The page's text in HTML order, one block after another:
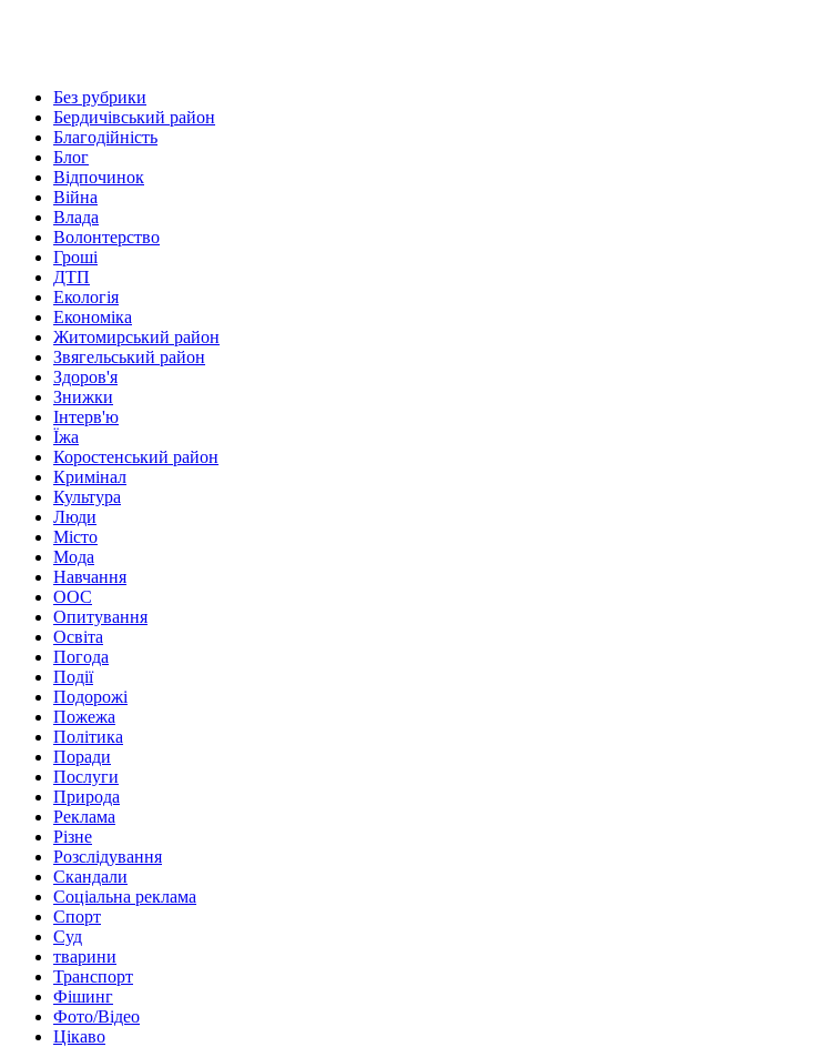
Без рубрики
Бердичівський район
Благодійність
Блог
Відпочинок
Війна
Влада
Волонтерство
Гроші
ДТП
Екологія
Економіка
Житомирський район
Звягельський район
Здоров'я
Знижки
Інтерв'ю
Їжа
Коростенський район
Кримінал
Культура
Люди
Місто
Мода
Навчання
ООС
Опитування
Освіта
Погода
Події
Подорожі
Пожежа
Політика
Поради
Послуги
Природа
Реклама
Різне
Розслідування
Скандали
Соціальна реклама
Спорт
Суд
тварини
Транспорт
Фішинг
Фото/Відео
Цікаво